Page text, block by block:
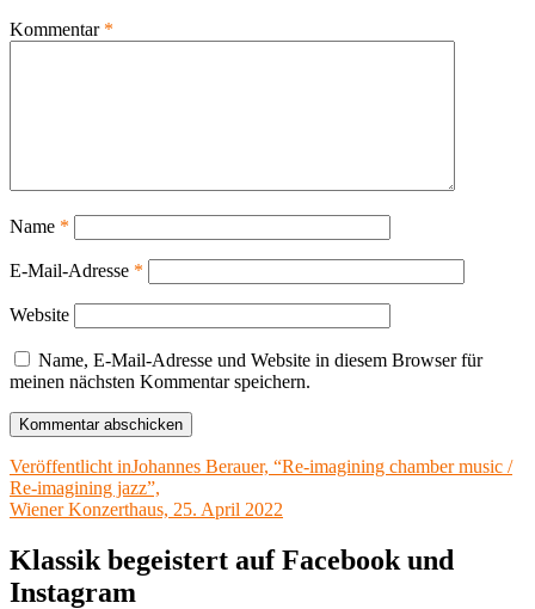
Kommentar *
Name *
E-Mail-Adresse *
Website
Name, E-Mail-Adresse und Website in diesem Browser für
meinen nächsten Kommentar speichern.
Beitragsnavigation
Veröffentlicht inJohannes Berauer, “Re-imagining chamber music /
Re-imagining jazz”,
Wiener Konzerthaus, 25. April 2022
Klassik begeistert auf Facebook und
Instagram